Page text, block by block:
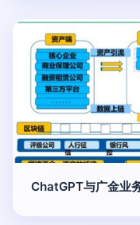
ChatGPT与广金业